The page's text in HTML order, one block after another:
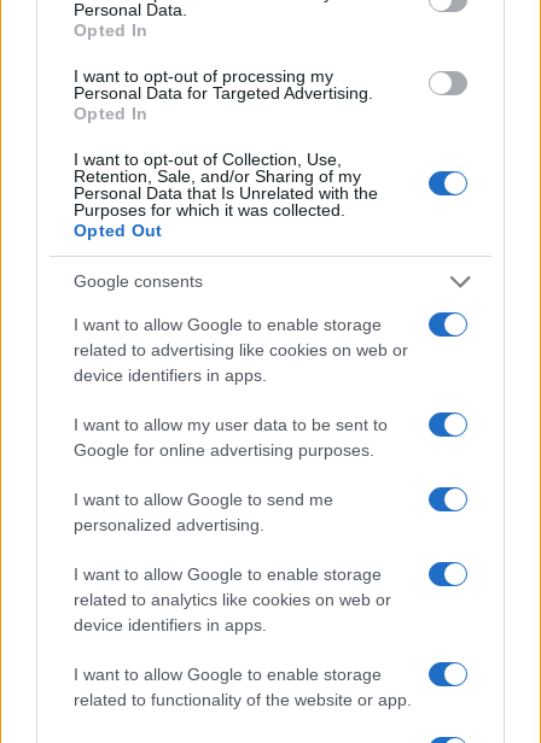
Personal Data.
Opted In
I want to opt-out of processing my
Personal Data for Targeted Advertising.
Opted In
I want to opt-out of Collection, Use,
Retention, Sale, and/or Sharing of my
Personal Data that Is Unrelated with the
Purposes for which it was collected.
Opted Out
Google consents
I want to allow Google to enable storage
related to advertising like cookies on web or
device identifiers in apps.
I want to allow my user data to be sent to
Google for online advertising purposes.
I want to allow Google to send me
personalized advertising.
I want to allow Google to enable storage
related to analytics like cookies on web or
device identifiers in apps.
I want to allow Google to enable storage
related to functionality of the website or app.
Precedente
Incidente sul
lavoro al Car.
Grave operaio
Ennesimo bus in
fiamme questa
Atac Autobus
Novità per la rimessa Atac di Piazza Ragusa: pronto il
piano del Comune